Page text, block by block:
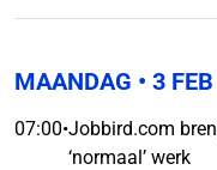
MAANDAG • 3
07:00•Jobbird.com
‘normaal’ werk